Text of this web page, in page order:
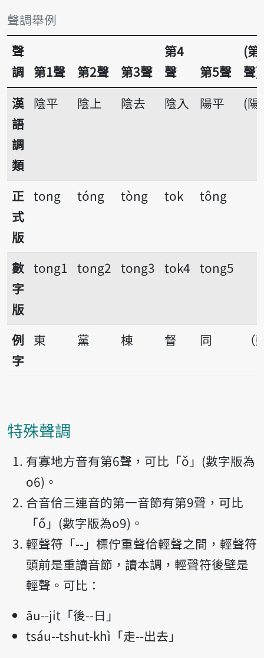
聲調舉例
聲
調 第1聲 第2聲 第3聲
第4
聲
第5聲
(第
聲)
漢
語
調
類
陰平 陰上 陰去 陰入 陽平 (陽
正
式
版
tong tóng tòng tok tông
數
字
版
tong1 tong2 tong3 tok4 tong5
例
字
東 黨 棟 督 同
特殊聲調
有寡地方音有第6聲，可比「ǒ」(數字版為
o6)。
合音佮三連音的第一音節有第9聲，可比
「ő」(數字版為o9)。
輕聲符「--」標佇重聲佮輕聲之間，輕聲符
頭前是重讀音節，讀本調，輕聲符後壁是
輕聲。可比：
āu--ji̍t「後--日」
tsáu--tshut-khì「走--出去」